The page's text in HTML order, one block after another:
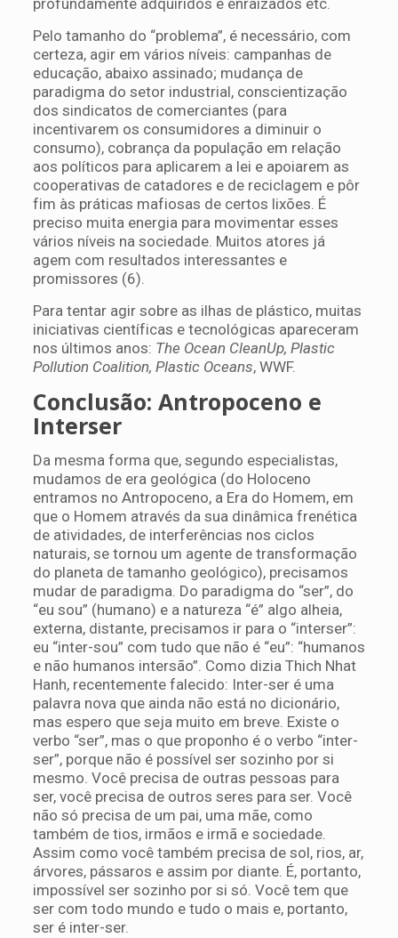
profundamente adquiridos e enraizados etc.
Pelo tamanho do “problema”, é necessário, com
certeza, agir em vários níveis: campanhas de
educação, abaixo assinado; mudança de
paradigma do setor industrial, conscientização
dos sindicatos de comerciantes (para
incentivarem os consumidores a diminuir o
consumo), cobrança da população em relação
aos políticos para aplicarem a lei e apoiarem as
cooperativas de catadores e de reciclagem e pôr
fim às práticas mafiosas de certos lixões. É
preciso muita energia para movimentar esses
vários níveis na sociedade. Muitos atores já
agem com resultados interessantes e
promissores (6).
Para tentar agir sobre as ilhas de plástico, muitas
iniciativas científicas e tecnológicas apareceram
nos últimos anos: The Ocean CleanUp, Plastic
Pollution Coalition, Plastic Oceans, WWF.
Conclusão: Antropoceno e
Interser
Da mesma forma que, segundo especialistas,
mudamos de era geológica (do Holoceno
entramos no Antropoceno, a Era do Homem, em
que o Homem através da sua dinâmica frenética
de atividades, de interferências nos ciclos
naturais, se tornou um agente de transformação
do planeta de tamanho geológico), precisamos
mudar de paradigma. Do paradigma do “ser”, do
“eu sou” (humano) e a natureza “é” algo alheia,
externa, distante, precisamos ir para o “interser”:
eu “inter-sou” com tudo que não é “eu”: “humanos
e não humanos intersão”. Como dizia Thich Nhat
Hanh, recentemente falecido: Inter-ser é uma
palavra nova que ainda não está no dicionário,
mas espero que seja muito em breve. Existe o
verbo “ser”, mas o que proponho é o verbo “inter-
ser”, porque não é possível ser sozinho por si
mesmo. Você precisa de outras pessoas para
ser, você precisa de outros seres para ser. Você
não só precisa de um pai, uma mãe, como
também de tios, irmãos e irmã e sociedade.
Assim como você também precisa de sol, rios, ar,
árvores, pássaros e assim por diante. É, portanto,
impossível ser sozinho por si só. Você tem que
ser com todo mundo e tudo o mais e, portanto,
ser é inter-ser.